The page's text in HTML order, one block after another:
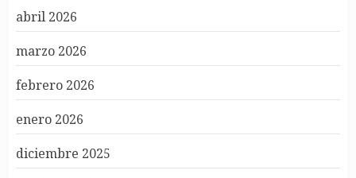
abril 2026
marzo 2026
febrero 2026
enero 2026
diciembre 2025